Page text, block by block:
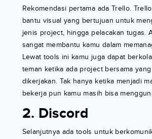
Rekomendasi pertama ada Trello.
bantu visual yang bertujuan untuk
jenis project, hingga pelacakan tugas.
sangat membantu kamu dalam
Lewat tools ini kamu juga dapat
teman ketika ada project bersama
dikerjakan. Tak hanya ketika menjadi
bekerja pun kamu masih bisa
2. Discord
Selanjutnya ada tools untuk